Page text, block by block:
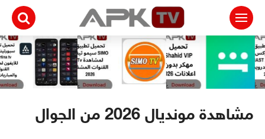
التجاوز
المحتوى
مشاهدة مونديال 2026 من الجوال